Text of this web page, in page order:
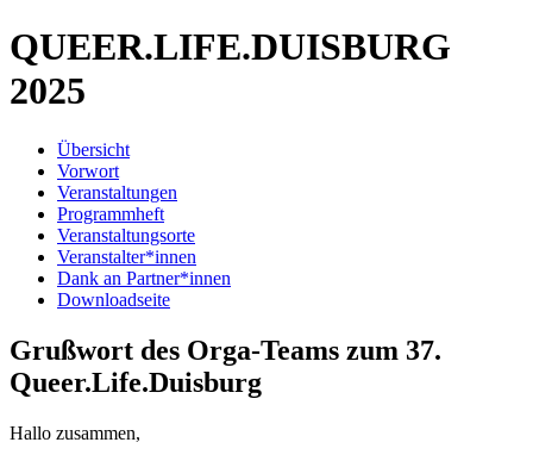
QUEER.LIFE.DUISBURG
2025
Übersicht
Vorwort
Veranstaltungen
Programmheft
Veranstaltungsorte
Veranstalter*innen
Dank an Partner*innen
Downloadseite
Grußwort des Orga-Teams zum 37.
Queer.Life.Duisburg
Hallo zusammen,